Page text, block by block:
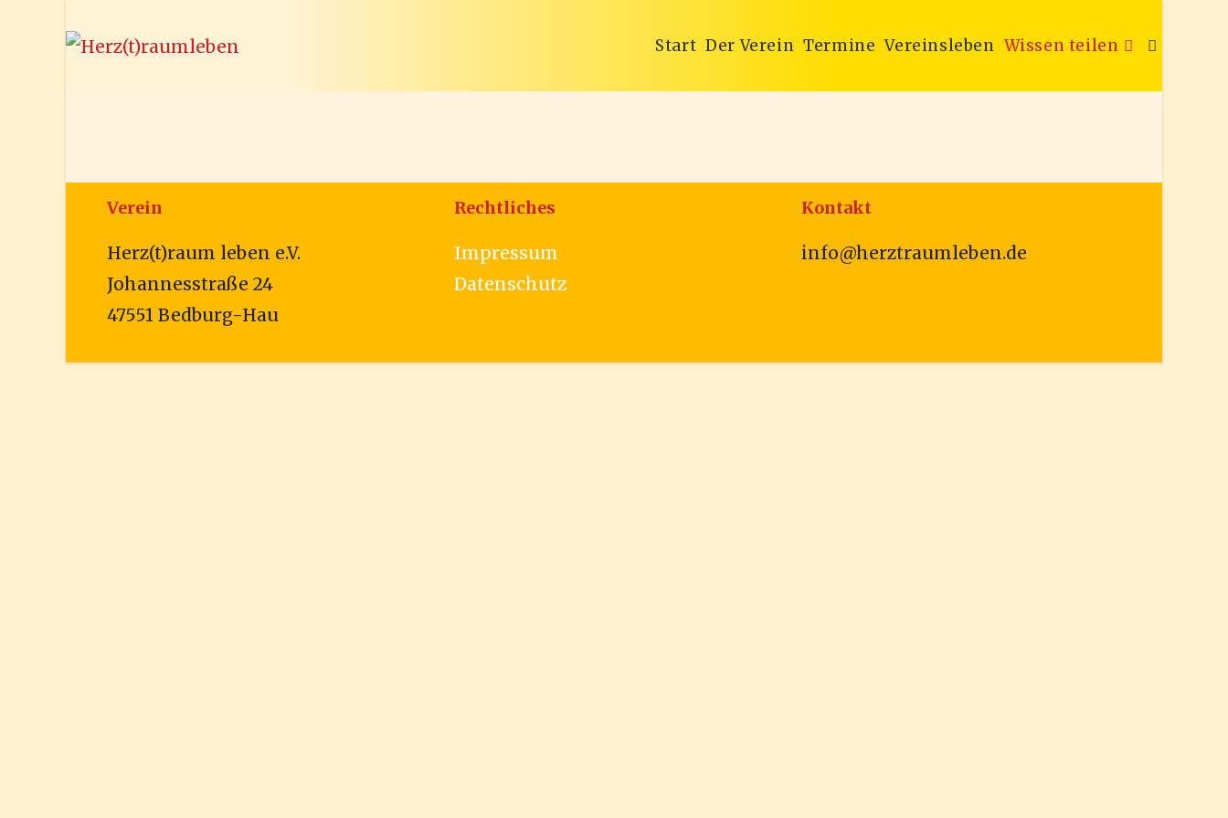
Start Der Verein Termine Vereinsleben Wissen teilen Website-
Verein
Herz(t)raum leben e.V.
Johannesstraße 24
47551 Bedburg-Hau
Rechtliches
Impressum
Datenschutz
Kontakt
info@herztraumleben.de